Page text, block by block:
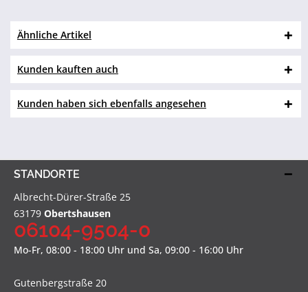
Ähnliche Artikel
Kunden kauften auch
Kunden haben sich ebenfalls angesehen
STANDORTE
Albrecht-Dürer-Straße 25
63179 Obertshausen
06104-9504-0
Mo-Fr, 08:00 - 18:00 Uhr und Sa, 09:00 - 16:00 Uhr
Gutenbergstraße 20